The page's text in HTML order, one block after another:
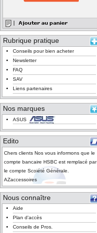
Rubrique pratique
Conseils pour bien acheter
Newsletter
FAQ
SAV
Liens partenaires
Nos marques
ASUS
Edito
Chers clients Nos vous informons que le
compte bancaire HSBC est remplacé par
le compte Scoiété Générale.
AZaccessoires
Nous connaître
Aide
Plan d'accès
Conseils de Pros.